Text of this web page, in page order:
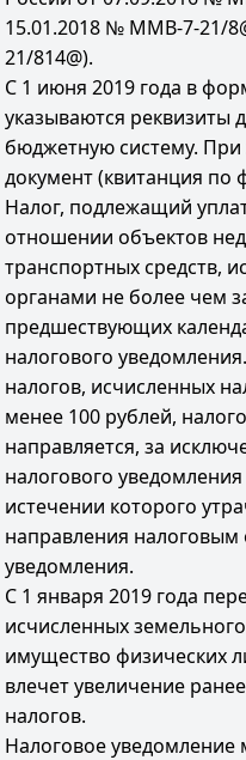
15.01.2018 № ММВ-7-21/
21/814@).
С 1 июня 2019 года в
указываются реквизиты
бюджетную систему.
документ (квитанция по
Налог, подлежащий
отношении объектов
транспортных средств,
органами не более чем
предшествующих
налогового
налогов, исчисленных
менее 100 рублей,
направляется, за
налогового
истечении которого
направления налоговым
уведомления.
С 1 января 2019 года
исчисленных
имущество физических
влечет увеличение
налогов.
Налоговое